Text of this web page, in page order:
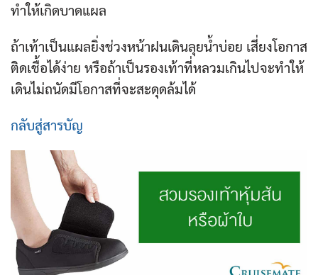
ทำให้เกิดบาดแผล
ถ้าเท้าเป็นแผลยิ่งช่วงหน้าฝนเดินลุยน้ำบ่อย เสี่ยงโอกาส
ติดเชื้อได้ง่าย หรือถ้าเป็นรองเท้าที่หลวมเกินไปจะทำให้
เดินไม่ถนัดมีโอกาสที่จะสะดุดล้มได้
กลับสู่สารบัญ